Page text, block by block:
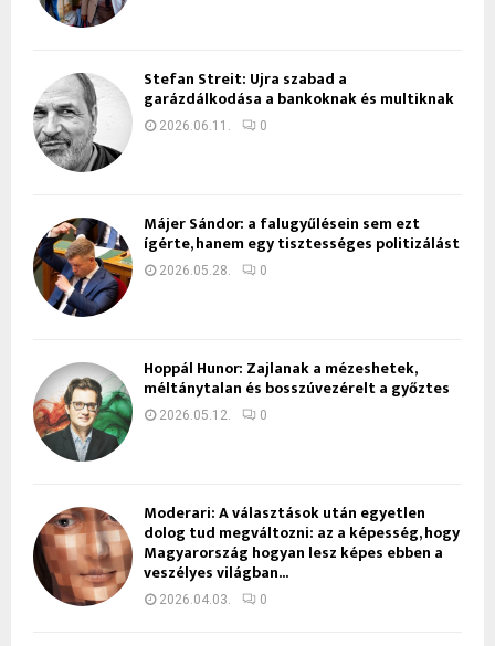
Stefan Streit: Újra szabad a
garázdálkodása a bankoknak és multiknak
2026.06.11. 0
Májer Sándor: a falugyűlésein sem ezt
ígérte, hanem egy tisztességes politizálást
2026.05.28. 0
Hoppál Hunor: Zajlanak a mézeshetek,
méltánytalan és bosszúvezérelt a győztes
2026.05.12. 0
Moderari: A választások után egyetlen
dolog tud megváltozni: az a képesség, hogy
Magyarország hogyan lesz képes ebben a
veszélyes világban...
2026.04.03. 0